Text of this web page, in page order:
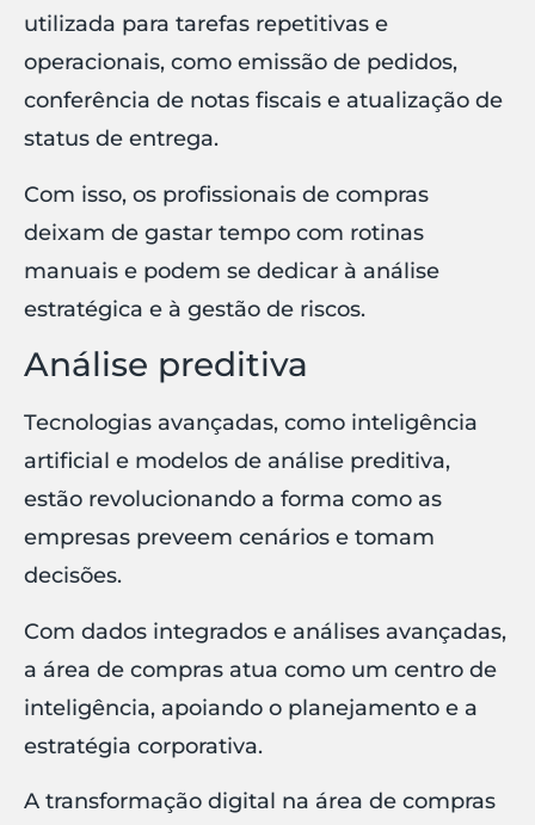
utilizada para tarefas repetitivas e
operacionais, como emissão de pedidos,
conferência de notas fiscais e atualização de
status de entrega.
Com isso, os profissionais de compras
deixam de gastar tempo com rotinas
manuais e podem se dedicar à análise
estratégica e à gestão de riscos.
Análise preditiva
Tecnologias avançadas, como inteligência
artificial e modelos de análise preditiva,
estão revolucionando a forma como as
empresas preveem cenários e tomam
decisões.
Com dados integrados e análises avançadas,
a área de compras atua como um centro de
inteligência, apoiando o planejamento e a
estratégia corporativa.
A transformação digital na área de compras